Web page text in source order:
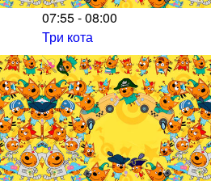
07:55 - 08:00
Три кота